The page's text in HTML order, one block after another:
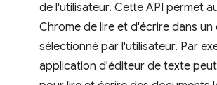
de l'utilisateur. Cette API permet
Chrome de lire et d'écrire dans un
sélectionné par l'utilisateur. Par
application d'éditeur de texte peut